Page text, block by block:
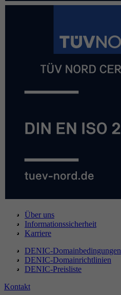
Über uns
Informationssicherheit
Karriere
DENIC-Domainbedingungen
DENIC-Domainrichtlinien
DENIC-Preisliste
Kontakt